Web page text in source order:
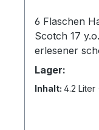
6 Flaschen
Scotch 17
erlesener
Reifezeit von
einem
einer
Lager:
Inhalt: 4.2 Liter